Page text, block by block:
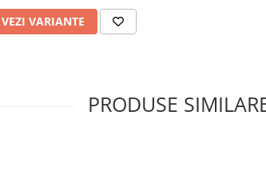
VEZI VARIANTE
PRODUSE